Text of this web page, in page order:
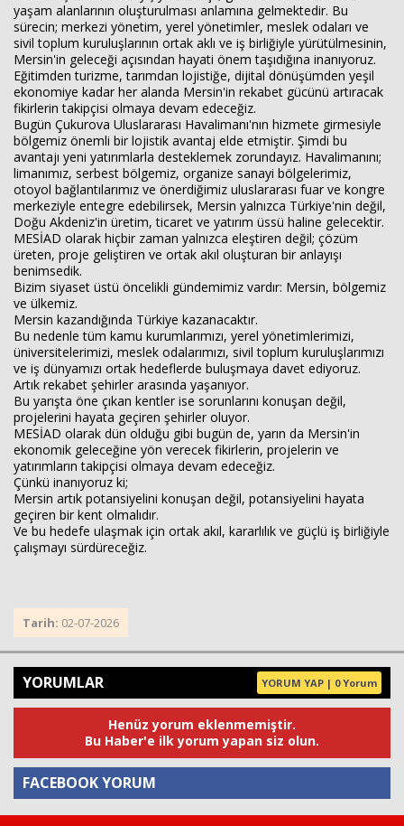
yaşam alanlarının oluşturulması anlamına gelmektedir. Bu
sürecin; merkezi yönetim, yerel yönetimler, meslek odaları ve
sivil toplum kuruluşlarının ortak aklı ve iş birliğiyle yürütülmesinin,
Mersin'in geleceği açısından hayati önem taşıdığına inanıyoruz.
Eğitimden turizme, tarımdan lojistiğe, dijital dönüşümden yeşil
ekonomiye kadar her alanda Mersin'in rekabet gücünü artıracak
fikirlerin takipçisi olmaya devam edeceğiz.
Bugün Çukurova Uluslararası Havalimanı'nın hizmete girmesiyle
bölgemiz önemli bir lojistik avantaj elde etmiştir. Şimdi bu
avantajı yeni yatırımlarla desteklemek zorundayız. Havalimanını;
limanımız, serbest bölgemiz, organize sanayi bölgelerimiz,
otoyol bağlantılarımız ve önerdiğimiz uluslararası fuar ve kongre
merkeziyle entegre edebilirsek, Mersin yalnızca Türkiye'nin değil,
Doğu Akdeniz'in üretim, ticaret ve yatırım üssü haline gelecektir.
MESİAD olarak hiçbir zaman yalnızca eleştiren değil; çözüm
üreten, proje geliştiren ve ortak akıl oluşturan bir anlayışı
benimsedik.
Bizim siyaset üstü öncelikli gündemimiz vardır: Mersin, bölgemiz
ve ülkemiz.
Mersin kazandığında Türkiye kazanacaktır.
Bu nedenle tüm kamu kurumlarımızı, yerel yönetimlerimizi,
üniversitelerimizi, meslek odalarımızı, sivil toplum kuruluşlarımızı
ve iş dünyamızı ortak hedeflerde buluşmaya davet ediyoruz.
Artık rekabet şehirler arasında yaşanıyor.
Bu yarışta öne çıkan kentler ise sorunlarını konuşan değil,
projelerini hayata geçiren şehirler oluyor.
MESİAD olarak dün olduğu gibi bugün de, yarın da Mersin'in
ekonomik geleceğine yön verecek fikirlerin, projelerin ve
yatırımların takipçisi olmaya devam edeceğiz.
Çünkü inanıyoruz ki;
Mersin artık potansiyelini konuşan değil, potansiyelini hayata
geçiren bir kent olmalıdır.
Ve bu hedefe ulaşmak için ortak akıl, kararlılık ve güçlü iş birliğiyle
çalışmayı sürdüreceğiz.
Tarih: 02-07-2026
YORUMLAR YORUM YAP | 0 Yorum
Henüz yorum eklenmemiştir.
Bu Haber'e ilk yorum yapan siz olun.
FACEBOOK YORUM